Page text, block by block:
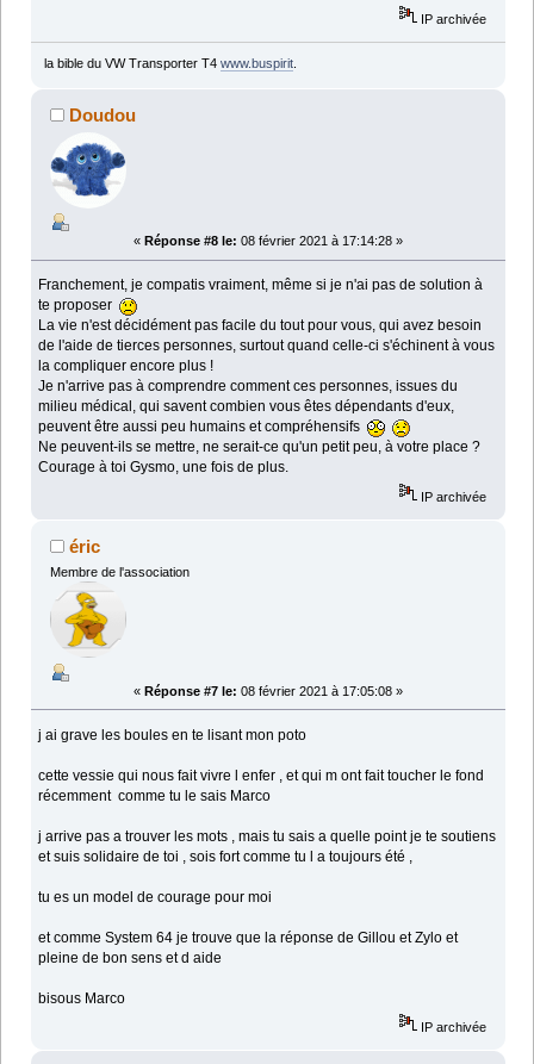
IP archivée
la bible du VW Transporter T4 www.buspirit.
Doudou
« Réponse #8 le: 08 février 2021 à 17:14:28 »
Franchement, je compatis vraiment, même si je n'ai pas de solution à
te proposer
La vie n'est décidément pas facile du tout pour vous, qui avez besoin
de l'aide de tierces personnes, surtout quand celle-ci s'échinent à vous
la compliquer encore plus !
Je n'arrive pas à comprendre comment ces personnes, issues du
milieu médical, qui savent combien vous êtes dépendants d'eux,
peuvent être aussi peu humains et compréhensifs
Ne peuvent-ils se mettre, ne serait-ce qu'un petit peu, à votre place ?
Courage à toi Gysmo, une fois de plus.
IP archivée
éric
Membre de l'association
« Réponse #7 le: 08 février 2021 à 17:05:08 »
j ai grave les boules en te lisant mon poto
cette vessie qui nous fait vivre l enfer , et qui m ont fait toucher le fond
récemment comme tu le sais Marco
j arrive pas a trouver les mots , mais tu sais a quelle point je te soutiens
et suis solidaire de toi , sois fort comme tu l a toujours été ,
tu es un model de courage pour moi
et comme System 64 je trouve que la réponse de Gillou et Zylo et
pleine de bon sens et d aide
bisous Marco
IP archivée